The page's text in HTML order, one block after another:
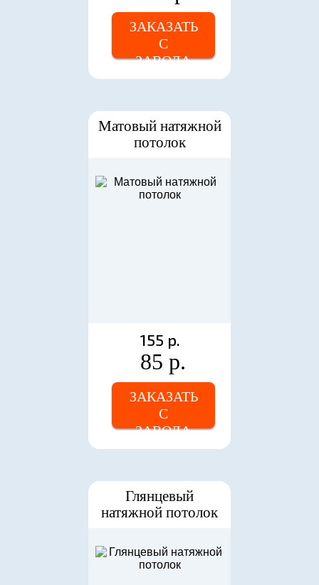
ЗАКАЗАТЬ
С
ЗАВОДА
Матовый натяжной
потолок
155 р.
85 р.
ЗАКАЗАТЬ
С
ЗАВОДА
Глянцевый
натяжной потолок